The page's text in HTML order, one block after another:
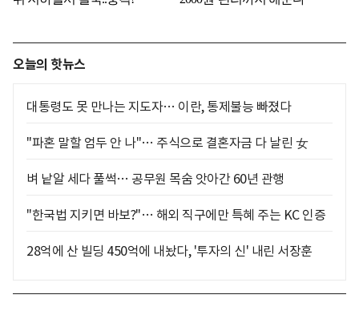
오늘의 핫뉴스
대통령도 못 만나는 지도자… 이란, 통제불능 빠졌다
"파혼 말할 엄두 안 나"… 주식으로 결혼자금 다 날린 女
벼 낱알 세다 풀썩… 공무원 목숨 앗아간 60년 관행
"한국법 지키면 바보?"… 해외 직구에만 특혜 주는 KC 인증
28억에 산 빌딩 450억에 내놨다, '투자의 신' 내린 서장훈